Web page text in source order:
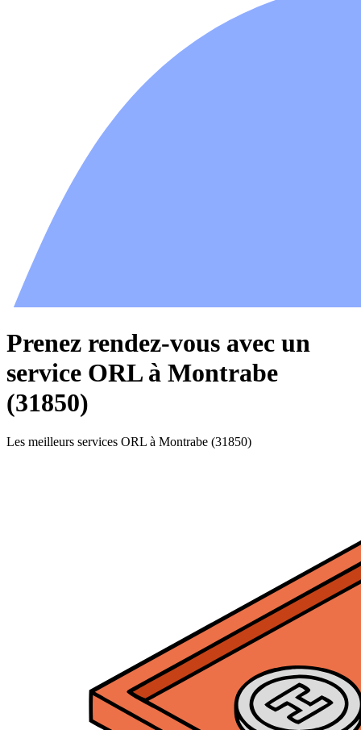
Prenez rendez-vous avec un
service ORL à Montrabe
(31850)
Les meilleurs services ORL à Montrabe (31850)